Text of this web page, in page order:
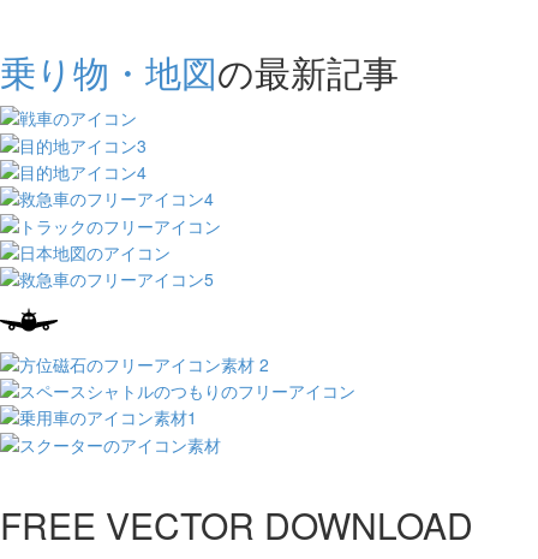
乗り物・地図の最新記事
FREE VECTOR DOWNLOAD